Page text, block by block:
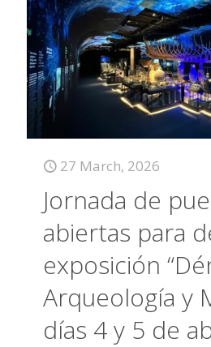
27 March, 2026
Jornada de
abiertas para
exposición
Arqueología y
días 4 y 5 de